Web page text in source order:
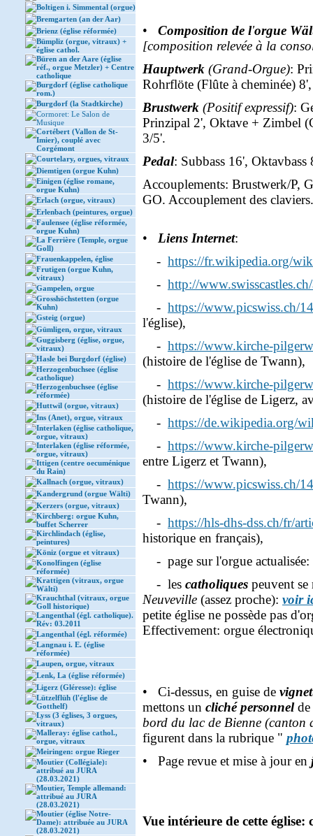
Boltigen i. Simmental (orgue)
Bremgarten (an der Aar)
Brienz (église réformée)
Bümpliz (orgue, vitraux) +
église cathol.
Büren an der Aare (église
réf., orgue Metzler) + Centre
catholique
Burgdorf (église catholique
rom.)
Burgdorf (la Stadtkirche)
Cormoret: Le Salon de
Musique
Cortébert (Vallon de St-
Imier), couplé avec
Corgémont
Courtelary, orgues, vitraux
Diemtigen (orgue Kuhn)
Einigen (église romane,
orgue Kuhn)
Erlach (orgue, vitraux)
Erlenbach (peintures, orgue)
Faulensee (église réformée,
orgue Kuhn)
La Ferrière (Temple, orgue
Goll)
Frauenkappelen, église
Frutigen (orgue Kuhn,
vitraux)
Gampelen, orgue
Grosshöchstetten (orgue
Kuhn)
Gsteig (orgue)
Gümligen, orgue, vitraux
Guggisberg (église, orgue,
vitraux)
Hasle bei Burgdorf (église)
Herzogenbuchsee (église
catholique)
Herzogenbuchsee (église
réformée)
Huttwil (orgue, vitraux)
Ins (Anet), orgue, vitraux
Interlaken (église catholique,
orgue, vitraux)
Interlaken (église réformée,
orgue, vitraux)
Ittigen (centre oecuménique
du Rain)
Kallnach (orgue, vitraux)
Kandergrund (orgue Wälti)
Kerzers (orgue, vitraux)
Kirchberg: orgue Kuhn,
buffet Scherrer
Kirchlindach (église,
peintures)
Köniz (orgue et vitraux)
Konolfingen (église
réformée)
Krattigen (vitraux, orgue
Wälti)
Krauchthal (vitraux, orgue
Goll historique)
Langenthal (égl. catholique).
Rév: 03.2011
Langenthal (égl. réformée)
Langnau i. E. (église
réformée)
Laupen, orgue, vitraux
Lenk, La (église réformée)
Ligerz (Gléresse): église
Lützelflüh (l'église de
Gotthelf)
Lyss (3 églises, 3 orgues,
vitraux)
Malleray: église cathol.,
orgue, vitraux
Meiringen: orgue Rieger
Moutier (Collégiale):
attribué au JURA
(28.03.2021)
Moutier, Temple allemand:
attribué au JURA
(28.03.2021)
Moutier (église Notre-
Dame): attribuée au JURA
(28.03.2021)
• Composition de l'orgue
[composition relevée à la
Hauptwerk (Grand-Orgue):
Rohrflöte (Flûte à cheminée)
Brustwerk (Positif expressif):
Prinzipal 2', Oktave + Zimbel
3/5'.
Pedal: Subbass 16', Oktavbass
Accouplements: Brustwerk/P,
GO. Accouplement des claviers.
• Liens Internet:
- https://fr.wikipedia.org/
- http://
- https://www.picswiss.ch/
l'église),
- https://www.kirche-
(histoire de l'église de Twann),
- https://www.kirche-
(histoire de l'église de Ligerz,
- https://de.wikipedia.org/
- https://www.kirche-
entre Ligerz et Twann),
- https://www.picswiss.ch/
Twann),
- https://hls-dhs-dss.ch/fr/
historique en français),
- page sur l'orgue actualisée:
- les catholiques peuvent
Neuveville (assez proche): voir
petite église ne possède pas
Effectivement: orgue
• Ci-dessus, en guise de
mettons un cliché personnelde
bord du lac de Bienne (canton
figurent dans la rubrique "
• Page revue et mise à jour en
Vue intérieure de cette église: